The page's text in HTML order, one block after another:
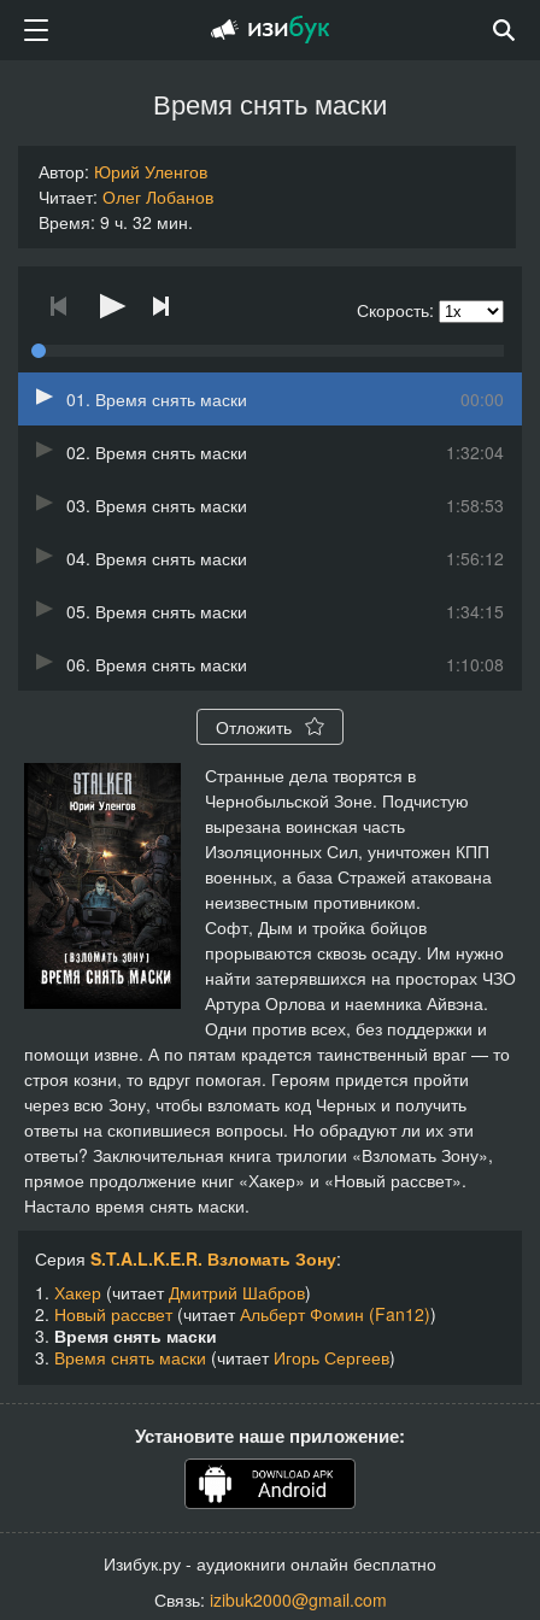
Время снять маски
Автор: Юрий Уленгов
Читает: Олег Лобанов
Время: 9 ч. 32 мин.
Скорость:
00:00
01. Время снять маски
1:32:04
02. Время снять маски
1:58:53
03. Время снять маски
1:56:12
04. Время снять маски
1:34:15
05. Время снять маски
1:10:08
06. Время снять маски
Отложить
Странные дела творятся в
Чернобыльской Зоне. Подчистую
вырезана воинская часть
Изоляционных Сил, уничтожен КПП
военных, а база Стражей атакована
неизвестным противником.
Софт, Дым и тройка бойцов
прорываются сквозь осаду. Им нужно
найти затерявшихся на просторах ЧЗО
Артура Орлова и наемника Айвэна.
Одни против всех, без поддержки и
помощи извне. А по пятам крадется таинственный враг — то
строя козни, то вдруг помогая. Героям придется пройти
через всю Зону, чтобы взломать код Черных и получить
ответы на скопившиеся вопросы. Но обрадуют ли их эти
ответы? Заключительная книга трилогии «Взломать Зону»,
прямое продолжение книг «Хакер» и «Новый рассвет».
Настало время снять маски.
Серия S.T.A.L.K.E.R. Взломать Зону:
1. Хакер (читаетДмитрий Шабров)
2. Новый рассвет(читаетАльберт Фомин (Fan12))
3. Время снять маски
3. Время снять маски (читает Игорь Сергеев)
Установите наше приложение:
Изибук.ру - аудиокниги онлайн бесплатно
Связь: izibuk2000@gmail.com